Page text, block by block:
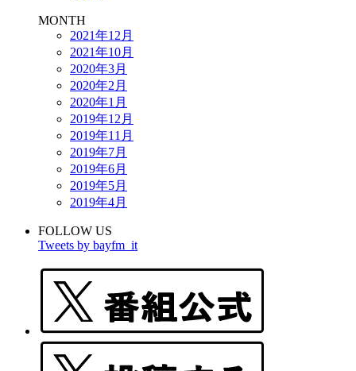
MONTH
2021年12月
2021年10月
2020年3月
2020年2月
2020年1月
2019年12月
2019年11月
2019年7月
2019年6月
2019年5月
2019年4月
FOLLOW US
Tweets by bayfm_it